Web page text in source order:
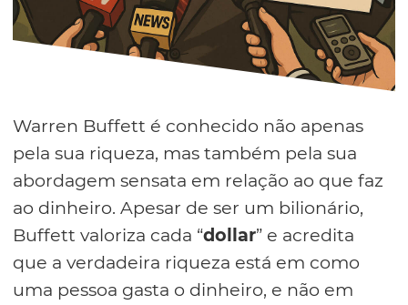
Warren Buffett é conhecido não apenas
pela sua riqueza, mas também pela sua
abordagem sensata em relação ao que faz
ao dinheiro. Apesar de ser um bilionário,
Buffett valoriza cada “dollar” e acredita
que a verdadeira riqueza está em como
uma pessoa gasta o dinheiro, e não em